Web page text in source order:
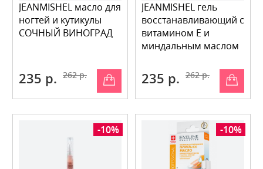
JEANMISHEL масло для
ногтей и кутикулы
СОЧНЫЙ ВИНОГРАД
235 р. 262 р.
JEANMISHEL гель
восстанавливающий с
витамином Е и
миндальным маслом
235 р. 262 р.
-10% -10%